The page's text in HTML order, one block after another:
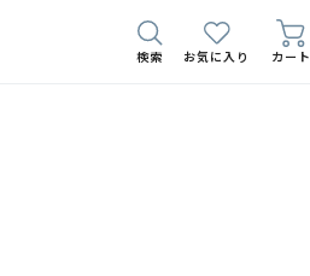
検索 お気に入り カート